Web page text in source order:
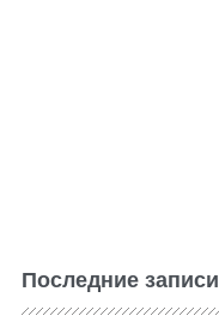
Последние записи